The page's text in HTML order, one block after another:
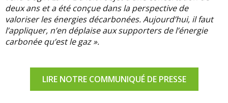
deux ans et a été conçue dans la perspective de
valoriser les énergies décarbonées. Aujourd’hui, il faut
l’appliquer, n’en déplaise aux supporters de l’énergie
carbonée qu’est le gaz ».
LIRE NOTRE COMMUNIQUÉ DE PRESSE